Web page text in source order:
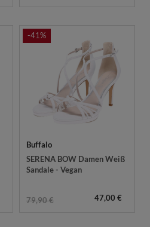
-41%
Buffalo
SERENA BOW Damen Weiß
Sandale - Vegan
79,90 € 47,00 €